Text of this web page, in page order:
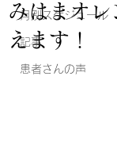
月別スケジュール
記事
患者さんの声
みはまオレ
えます！